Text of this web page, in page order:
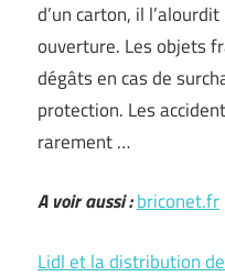
d’un carton, il
ouverture. Les objets
dégâts en cas de
protection. Les
rarement …
A voir aussi :briconet.fr
Lidl et la distribution